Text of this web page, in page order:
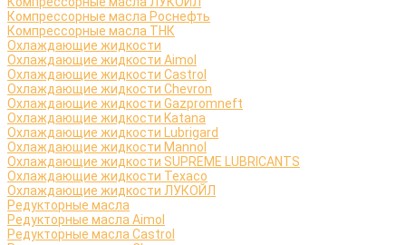
Компрессорные масла Роснефть
Компрессорные масла ТНК
Охлаждающие жидкости
Охлаждающие жидкости Aimol
Охлаждающие жидкости Castrol
Охлаждающие жидкости Chevron
Охлаждающие жидкости Gazpromneft
Охлаждающие жидкости Katana
Охлаждающие жидкости Lubrigard
Охлаждающие жидкости Mannol
Охлаждающие жидкости SUPREME LUBRICANTS
Охлаждающие жидкости Texaco
Охлаждающие жидкости ЛУКОЙЛ
Редукторные масла
Редукторные масла Aimol
Редукторные масла Castrol